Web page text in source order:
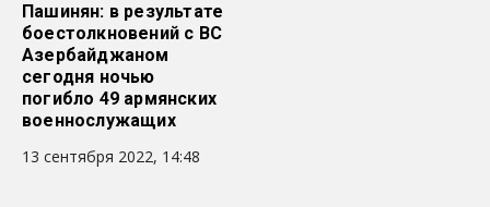
Пашинян: в результате
боестолкновений с ВС
Азербайджаном
сегодня ночью
погибло 49 армянских
военнослужащих
13 сентября 2022, 14:48